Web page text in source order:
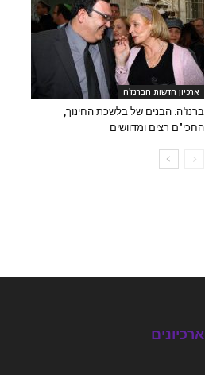
ארכיון חדשות הברנז'ה
ברנז'ה: הבנים של בלשכת החינוך,
החכי"ם רצים ומדוושים
ארכיונים